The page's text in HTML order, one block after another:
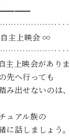
主上映会 ∞
主上映会がありま
先へ行っても
出せないのは、
ュアル族の
話しましょう。